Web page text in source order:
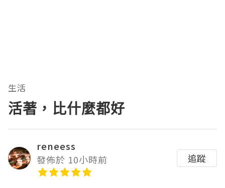
生活
活著，比什麼都好
reneess
發佈於 10小時前
追蹤